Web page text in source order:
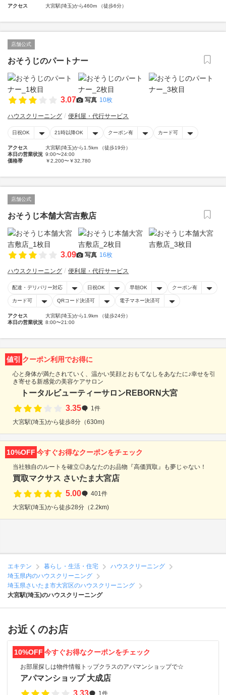
アクセス 大宮駅(埼玉)から460m （徒歩6分）
店舗公式
おそうじのパートナー
3.07 写真 10枚
ハウスクリーニング 便利屋・代行サービス
日祝OK 21時以降OK クーポン有 カード可
アクセス
大宮駅(埼玉)から1.5km （徒歩19分）
本日の営業状況 9:00〜24:00
価格帯
￥2,200〜￥32,780
店舗公式
おそうじ本舗大宮吉敷店
3.09 写真 16枚
ハウスクリーニング 便利屋・代行サービス
配達・デリバリー対応 日祝OK 早朝OK クーポン有
カード可 QRコード決済可 電子マネー決済可
アクセス
大宮駅(埼玉)から1.9km （徒歩24分）
本日の営業状況 8:00〜21:00
値引 クーポン利用でお得に
心と身体が満たされていく、温かい笑顔とおもてなしをあなたに♪幸せを引
き寄せる新感覚の美容ケアサロン
トータルビューティーサロンREBORN大宮
3.35
1件
大宮駅(埼玉)から徒歩8分（630m)
10%OFF 今すぐお得なクーポンをチェック
当社独自のルートを確立◎あなたのお品物『高価買取』も夢じゃない！
買取マクサス さいたま大宮店
5.00
401件
大宮駅(埼玉)から徒歩28分（2.2km)
エキテン 暮らし・生活・住宅
ハウスクリーニング
埼玉県内のハウスクリーニング
埼玉県さいたま市大宮区のハウスクリーニング
大宮駅(埼玉)のハウスクリーニング
お近くのお店
10%OFF 今すぐお得なクーポンをチェック
お部屋探しは物件情報トップクラスのアパマンショップで☆
アパマンショップ 大成店
3.33
1件